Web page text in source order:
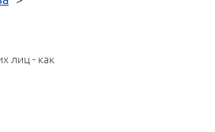
лиц - как